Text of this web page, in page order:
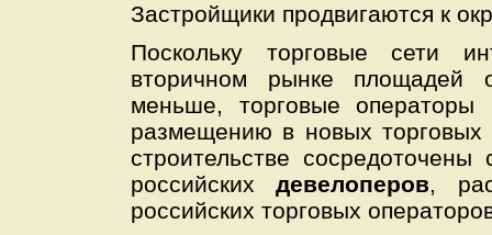
Застройщики продвигаются к
Поскольку торговые сети
вторичном рынке площадей
меньше, торговые операторы
размещению в новых
строительстве
российскихдевелоперов,
российских торговых